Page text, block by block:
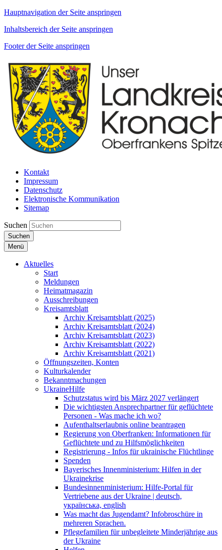
Hauptnavigation der Seite anspringen
Inhaltsbereich der Seite anspringen
Footer der Seite anspringen
Kontakt
Impressum
Datenschutz
Elektronische Kommunikation
Sitemap
Suchen
Suchen
Menü
Aktuelles
Start
Meldungen
Heimatmagazin
Ausschreibungen
Kreisamtsblatt
Archiv Kreisamtsblatt (2025)
Archiv Kreisamtsblatt (2024)
Archiv Kreisamtsblatt (2023)
Archiv Kreisamtsblatt (2022)
Archiv Kreisamtsblatt (2021)
Öffnungszeiten, Konten
Kulturkalender
Bekanntmachungen
UkraineHilfe
Schutzstatus wird bis März 2027 verlängert
Die wichtigsten Ansprechpartner für geflüchtete
Personen - Was mache ich wo?
Aufenthaltserlaubnis online beantragen
Regierung von Oberfranken: Informationen für
Geflüchtete und zu Hilfsmöglichkeiten
Registrierung - Infos für ukrainische Flüchtlinge
Spenden
Bayerisches Innenministerium: Hilfen in der
Ukrainekrise
Bundesinnenministerium: Hilfe-Portal für
Vertriebene aus der Ukraine | deutsch,
українська, english
Was macht das Jugendamt? Infobroschüre in
mehreren Sprachen.
Pflegefamilien für unbegleitete Minderjährige aus
der Ukraine